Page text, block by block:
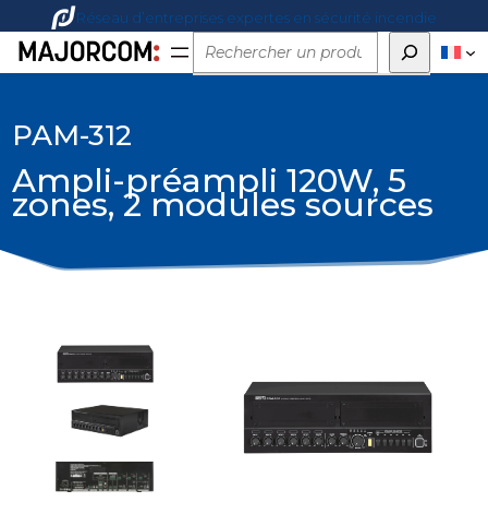
Réseau d’entreprises expertes en sécurité incendie
Rechercher
PAM-312
Ampli-préampli 120W, 5
zones, 2 modules sources